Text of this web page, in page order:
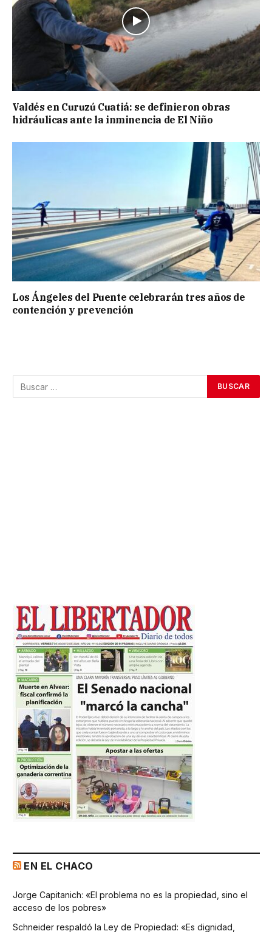
Valdés en Curuzú Cuatiá: se definieron obras
hidráulicas ante la inminencia de El Niño
Los Ángeles del Puente celebrarán tres años de
contención y prevención
EN EL CHACO
Jorge Capitanich: «El problema no es la propiedad, sino el
acceso de los pobres»
Schneider respaldó la Ley de Propiedad: «Es dignidad,